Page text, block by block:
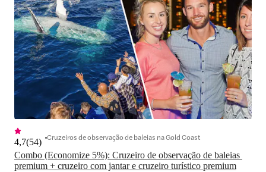
Combo (Economize 5%): Cruzeiro de observação de baleias
premium + cruzeiro com jantar e cruzeiro turístico premium
4,7(54) Cruzeiros de observação de baleias na Gold Coast